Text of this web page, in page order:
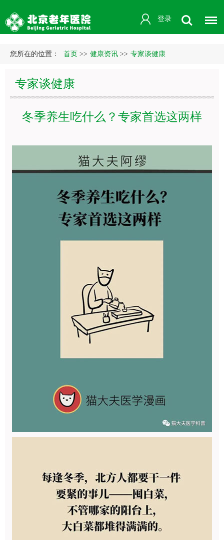
登录
您所在的位置： 首页 >> 健康资讯 >> 专家谈健康
专家谈健康
冬季养生吃什么？专家首选这两样